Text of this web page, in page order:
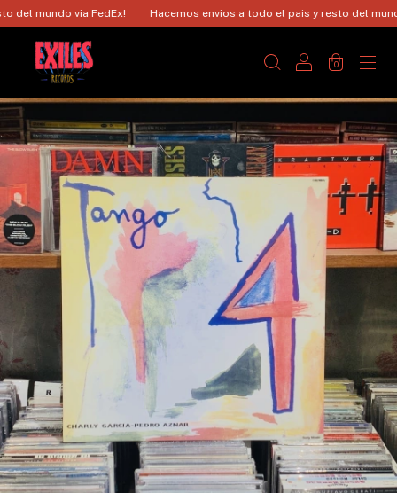
mundo via FedEx! Hacemos envios a todo el pais y resto del mundo
0